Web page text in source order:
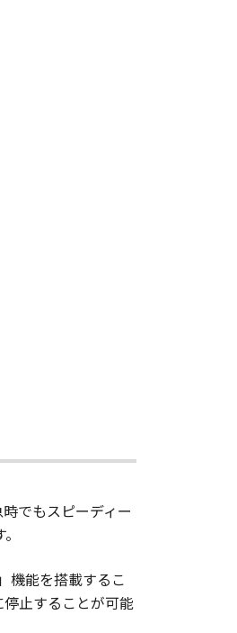
でもスピーディー
機能を搭載するこ
止することが可能